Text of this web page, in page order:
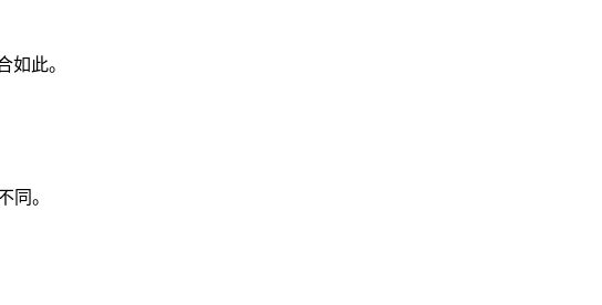
如此。
同。